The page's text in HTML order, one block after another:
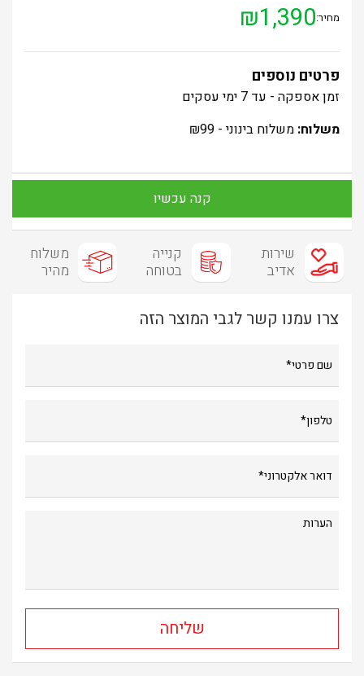
מחיר: ₪1,390
פרטים נוספים
זמן אספקה - עד 7 ימי עסקים
משלוח: משלוח בינוני - ₪99
קנה עכשיו
שירות
אדיב
קנייה
בטוחה
משלוח
מהיר
צרו עמנו קשר לגבי המוצר הזה